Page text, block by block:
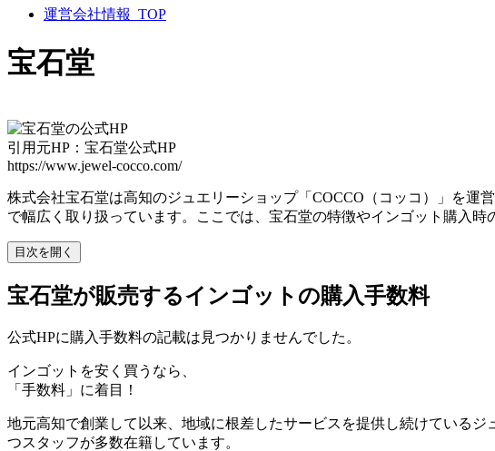
運営会社情報_TOP
宝石堂
引用元HP：宝石堂公式HP
https://www.jewel-cocco.com/
株式会社宝石堂は高知のジュエリーショップ「COCCO（コッコ）」を運
で幅広く取り扱っています。ここでは、宝石堂の特徴やインゴット購入時
目次を開く
宝石堂が販売するインゴットの購入手数料
公式HPに購入手数料の記載は見つかりませんでした。
インゴットを安く買うなら、
「手数料」に着目！
地元高知で創業して以来、地域に根差したサービスを提供し続けている
つスタッフが多数在籍しています。